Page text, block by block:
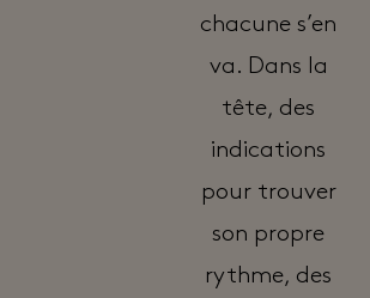
chacune s’en
va. Dans la
tête, des
indications
pour trouver
son propre
rythme, des